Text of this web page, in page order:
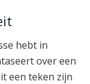
hebt in
over een
een teken zijn